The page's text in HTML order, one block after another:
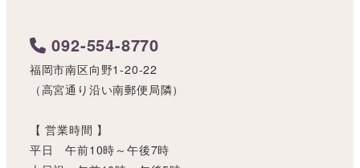
092-554-8770
福岡市南区向野1-20-22
（高宮通り沿い南郵便局隣）
【 営業時間 】
平日 午前10時～午後7時